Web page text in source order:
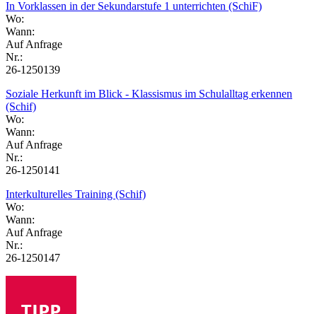
In Vorklassen in der Sekundarstufe 1 unterrichten (SchiF)
Wo:
Wann:
Auf Anfrage
Nr.:
26-1250139
Soziale Herkunft im Blick - Klassismus im Schulalltag erkennen
(Schif)
Wo:
Wann:
Auf Anfrage
Nr.:
26-1250141
Interkulturelles Training (Schif)
Wo:
Wann:
Auf Anfrage
Nr.:
26-1250147